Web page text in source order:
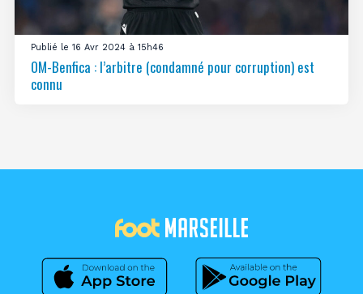
Publié le 16 Avr 2024 à 15h46
OM-Benfica : l’arbitre (condamné pour corruption) est
connu